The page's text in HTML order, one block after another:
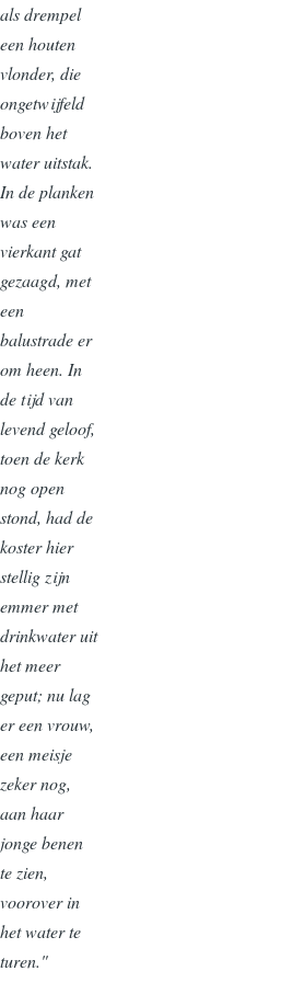
als drempel
een houten
vlonder, die
ongetwijfeld
boven het
water uitstak.
In de planken
was een
vierkant gat
gezaagd, met
een
balustrade er
om heen. In
de tijd van
levend geloof,
toen de kerk
nog open
stond, had de
koster hier
stellig zijn
emmer met
drinkwater uit
het meer
geput; nu lag
er een vrouw,
een meisje
zeker nog,
aan haar
jonge benen
te zien,
voorover in
het water te
turen."